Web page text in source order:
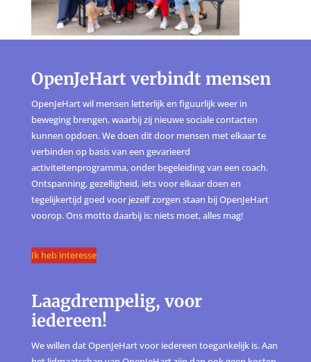
OpenJeHart verbindt mensen
OpenJeHart wil mensen letterlijk en figuurlijk weer in
beweging brengen, waarbij zij nieuwe sociale contacten
kunnen opdoen. We doen dit door mensen met elkaar te
verbinden op basis van een gevarieerd
activiteitenprogramma, onder begeleiding van een coach.
Ontspanning, gezelligheid, iets voor elkaar doen en
tegelijkertijd goed voor jezelf zorgen staan bij OpenJeHart
voorop. Ons motto daarbij is: niets moet, alles mag!
Ik heb interesse
Laagdrempelig, voor
iedereen!
We willen dat OpenJeHart voor iedereen toegankelijk is. Aan